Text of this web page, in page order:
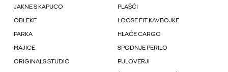
JAKNE S KAPUCO PLAŠČI
OBLEKE LOOSE FIT KAVBOJKE
PARKA HLAČE CARGO
MAJICE SPODNJE PERILO
ORIGINALS STUDIO PULOVERJI